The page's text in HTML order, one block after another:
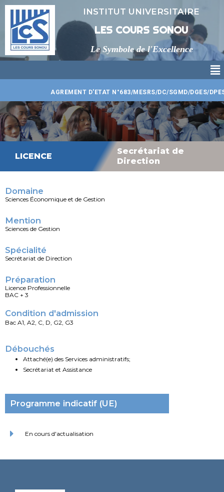
Aller
contenu
INSTITUT UNIVERSITAIRE
LES COURS SONOU
Le Symbole de l'Excellence
AGREMENT D'ETAT N°683/MESRS/DC/SGMD/DGES/
LICENCE
Secrétariat de
Direction
Domaine
Sciences Économique et de Gestion
Mention
Sciences de Gestion
Spécialité
Secrétariat de Direction
Préparation
Licence Professionnelle
BAC + 3
Condition d'admission
Bac A1, A2, C, D, G2, G3
Débouchés
Attaché(e) des Services administratifs;
Secrétariat et Assistance
Programme indicatif (UE)
En cours d'actualisation